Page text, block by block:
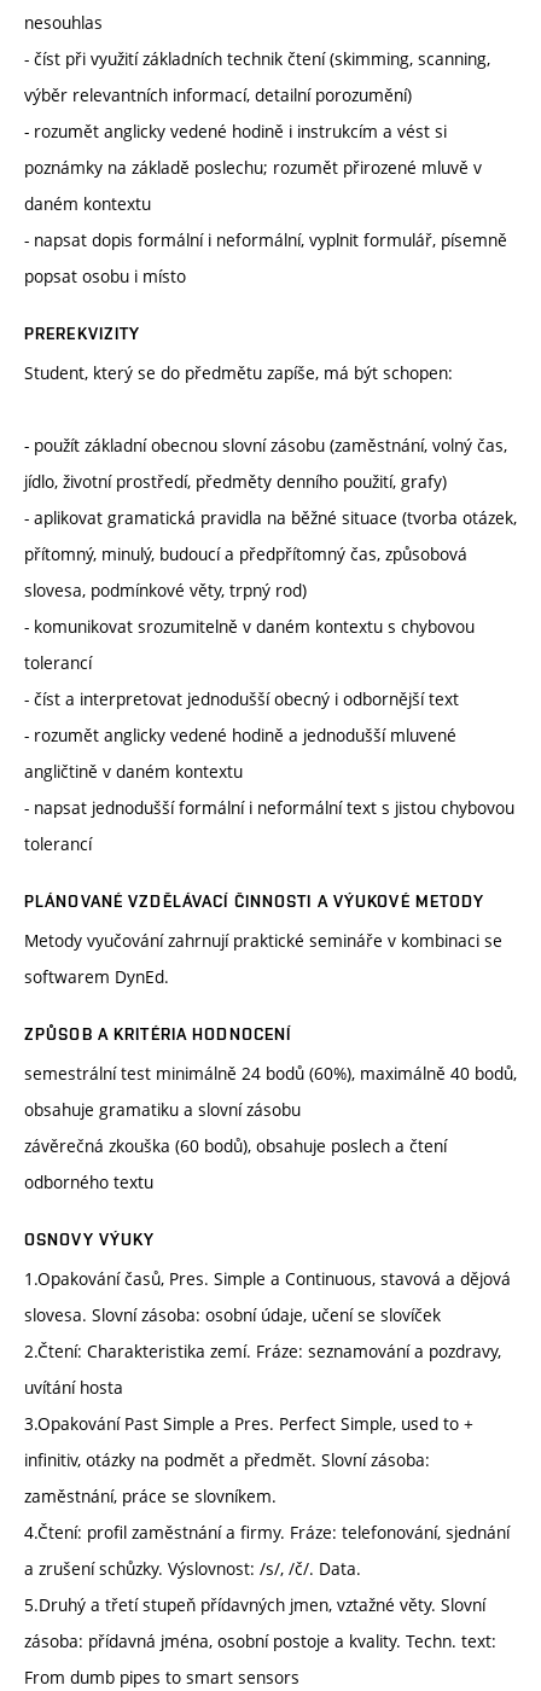
nesouhlas
- číst při využití základních technik čtení (skimming, scanning,
výběr relevantních informací, detailní porozumění)
- rozumět anglicky vedené hodině i instrukcím a vést si
poznámky na základě poslechu; rozumět přirozené mluvě v
daném kontextu
- napsat dopis formální i neformální, vyplnit formulář, písemně
popsat osobu i místo
PREREKVIZITY
Student, který se do předmětu zapíše, má být schopen:
- použít základní obecnou slovní zásobu (zaměstnání, volný čas,
jídlo, životní prostředí, předměty denního použití, grafy)
- aplikovat gramatická pravidla na běžné situace (tvorba otázek,
přítomný, minulý, budoucí a předpřítomný čas, způsobová
slovesa, podmínkové věty, trpný rod)
- komunikovat srozumitelně v daném kontextu s chybovou
tolerancí
- číst a interpretovat jednodušší obecný i odbornější text
- rozumět anglicky vedené hodině a jednodušší mluvené
angličtině v daném kontextu
- napsat jednodušší formální i neformální text s jistou chybovou
tolerancí
PLÁNOVANÉ VZDĚLÁVACÍ ČINNOSTI A VÝUKOVÉ METODY
Metody vyučování zahrnují praktické semináře v kombinaci se
softwarem DynEd.
ZPŮSOB A KRITÉRIA HODNOCENÍ
semestrální test minimálně 24 bodů (60%), maximálně 40 bodů,
obsahuje gramatiku a slovní zásobu
závěrečná zkouška (60 bodů), obsahuje poslech a čtení
odborného textu
OSNOVY VÝUKY
1.Opakování časů, Pres. Simple a Continuous, stavová a dějová
slovesa. Slovní zásoba: osobní údaje, učení se slovíček
2.Čtení: Charakteristika zemí. Fráze: seznamování a pozdravy,
uvítání hosta
3.Opakování Past Simple a Pres. Perfect Simple, used to +
infinitiv, otázky na podmět a předmět. Slovní zásoba:
zaměstnání, práce se slovníkem.
4.Čtení: profil zaměstnání a firmy. Fráze: telefonování, sjednání
a zrušení schůzky. Výslovnost: /s/, /č/. Data.
5.Druhý a třetí stupeň přídavných jmen, vztažné věty. Slovní
zásoba: přídavná jména, osobní postoje a kvality. Techn. text:
From dumb pipes to smart sensors